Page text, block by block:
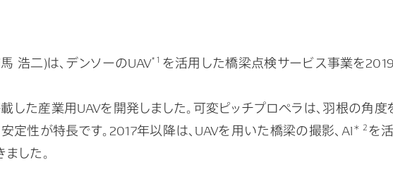
浩二)は、デンソーのUAV*１ を活用した橋梁点検サービス事業を
した産業用UAVを開発しました。可変ピッチプロペラは、羽根の角
定性が特長です。2017年以降は、UAVを用いた橋梁の撮影、AI＊２を
した。